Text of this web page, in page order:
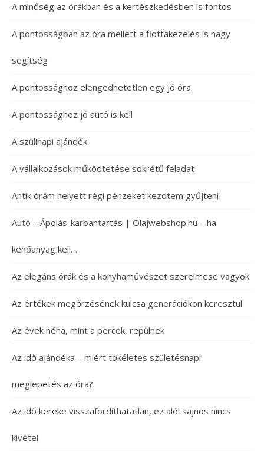
A minőség az órákban és a kertészkedésben is fontos
A pontosságban az óra mellett a flottakezelés is nagy
segítség
A pontossághoz elengedhetetlen egy jó óra
A pontossághoz jó autó is kell
A szülinapi ajándék
A vállalkozások működtetése sokrétű feladat
Antik órám helyett régi pénzeket kezdtem gyűjteni
Autó – Ápolás-karbantartás | Olajwebshop.hu – ha
kenőanyag kell…
Az elegáns órák és a konyhaművészet szerelmese vagyok
Az értékek megőrzésének kulcsa generációkon keresztül
Az évek néha, mint a percek, repülnek
Az idő ajándéka – miért tökéletes születésnapi
meglepetés az óra?
Az idő kereke visszafordíthatatlan, ez alól sajnos nincs
kivétel